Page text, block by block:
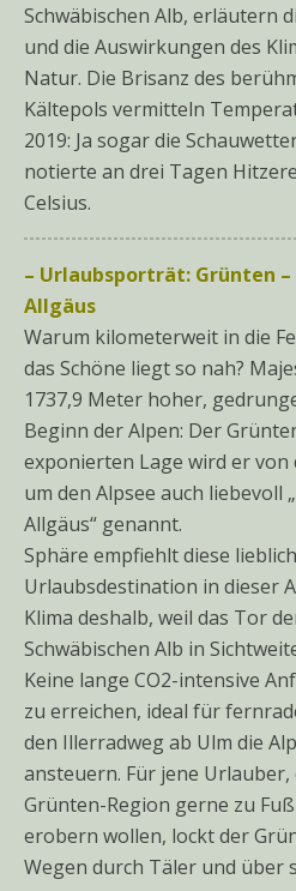
Schwäbischen Alb, erläutern
und die Auswirkungen des
Natur. Die Brisanz des
Kältepols vermitteln
2019: Ja sogar die
notierte an drei Tagen
Celsius.
– Urlaubsporträt: Grünten
Allgäus
Warum kilometerweit in die
das Schöne liegt so nah?
1737,9 Meter hoher,
Beginn der Alpen: Der
exponierten Lage wird er
um den Alpsee auch liebevoll
Allgäus“ genannt.
Sphäre empfiehlt diese
Urlaubsdestination in dieser
Klima deshalb, weil das Tor
Schwäbischen Alb in
Keine lange CO2-intensive
zu erreichen, ideal für
den Illerradweg ab Ulm die
ansteuern. Für jene
Grünten-Region gerne zu
erobern wollen, lockt der
Wegen durch Täler und über